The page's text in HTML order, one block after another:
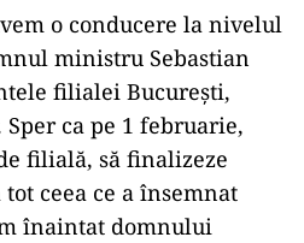
o conducere la nivelul
ministru Sebastian
filialei București,
ca pe 1 februarie,
filială, să finalizeze
ceea ce a însemnat
înaintat domnului